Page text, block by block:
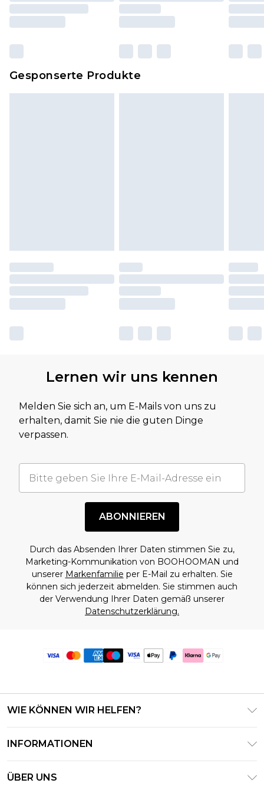
und Kissen, müssen unbenutzt und in ihrer
zurückgesendet werden.
Klickehierum unsere vollständigen
Gesponserte Produkte
Lernen wir uns kennen
Melden Sie sich an, um E-Mails von uns zu
erhalten, damit Sie nie die guten Dinge
verpassen.
ABONNIEREN
Durch das Absenden Ihrer Daten stimmen Sie zu,
Marketing-Kommunikation von BOOHOOMAN und
unserer Markenfamilie per E-Mail zu erhalten. Sie
können sich jederzeit abmelden. Sie stimmen auch
der Verwendung Ihrer Daten gemäß unserer
Datenschutzerklärung.
WIE KÖNNEN WIR HELFEN?
Meine Bestellung verfolgen & zurücksenden
INFORMATIONEN
Geschäftsbedingungen – Aktualisiert Juni 2026
ÜBER UNS